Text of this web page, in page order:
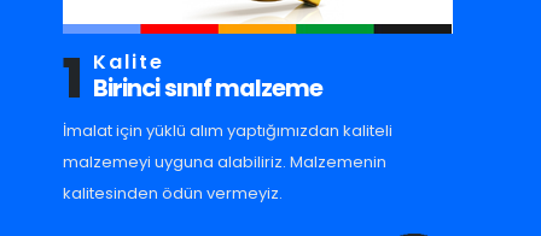
1 Kalite
Birinci sınıf malzeme
İmalat için yüklü alım yaptığımızdan kaliteli
malzemeyi uyguna alabiliriz. Malzemenin
kalitesinden ödün vermeyiz.